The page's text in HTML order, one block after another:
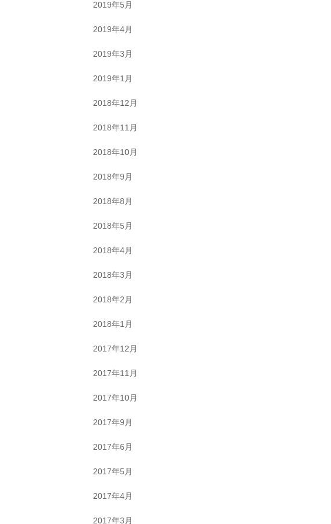
2019年5月
2019年4月
2019年3月
2019年1月
2018年12月
2018年11月
2018年10月
2018年9月
2018年8月
2018年5月
2018年4月
2018年3月
2018年2月
2018年1月
2017年12月
2017年11月
2017年10月
2017年9月
2017年6月
2017年5月
2017年4月
2017年3月